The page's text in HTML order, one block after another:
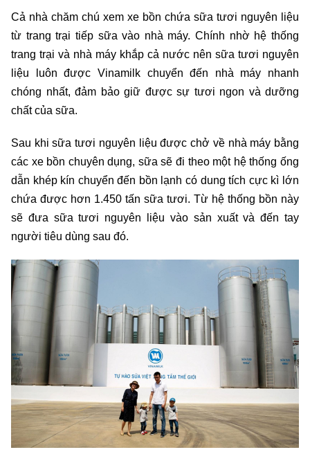
Cả nhà chăm chú xem xe bồn chứa sữa tươi nguyên liệu
từ trang trại tiếp sữa vào nhà máy. Chính nhờ hệ thống
trang trại và nhà máy khắp cả nước nên sữa tươi nguyên
liệu luôn được Vinamilk chuyển đến nhà máy nhanh
chóng nhất, đảm bảo giữ được sự tươi ngon và dưỡng
chất của sữa.
Sau khi sữa tươi nguyên liệu được chở về nhà máy bằng
các xe bồn chuyên dụng, sữa sẽ đi theo một hệ thống ống
dẫn khép kín chuyển đến bồn lạnh có dung tích cực kì lớn
chứa được hơn 1.450 tấn sữa tươi. Từ hệ thống bồn này
sẽ đưa sữa tươi nguyên liệu vào sản xuất và đến tay
người tiêu dùng sau đó.